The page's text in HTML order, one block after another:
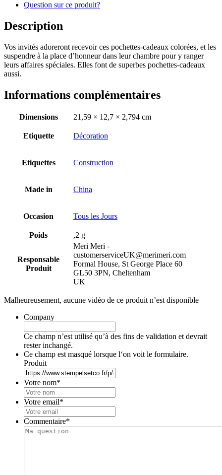
Question sur ce produit?
Description
Vos invités adoreront recevoir ces pochettes-cadeaux colorées, et les
suspendre à la place d’honneur dans leur chambre pour y ranger
leurs affaires spéciales. Elles font de superbes pochettes-cadeaux
aussi.
Informations complémentaires
Dimensions 21,59 × 12,7 × 2,794 cm
Etiquette Décoration
Etiquettes Construction
Made in China
Occasion Tous les Jours
Poids ,2 g
Responsable
Produit
Meri Meri -
customerserviceUK@merimeri.com
Formal House, St George Place 60
GL50 3PN, Cheltenham
UK
Malheureusement, aucune vidéo de ce produit n’est disponible
Company
Ce champ n’est utilisé qu’à des fins de validation et devrait
rester inchangé.
Ce champ est masqué lorsque l‘on voit le formulaire.
Produit
Votre nom*
Votre email*
Commentaire*